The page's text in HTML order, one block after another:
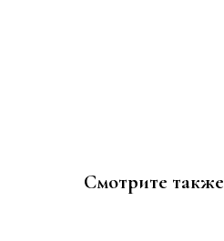
Смотрите также